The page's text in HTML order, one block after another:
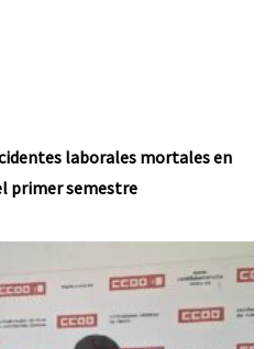
laborales mortales en
primer semestre